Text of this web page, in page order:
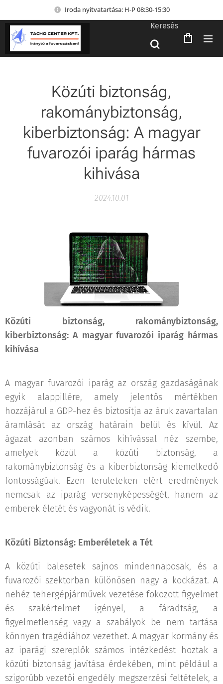
Iroda nyitvatartása: H-P 08:30-15:30
Keresés
Közúti biztonság,
rakománybiztonság,
kiberbiztonság: A magyar
fuvarozói iparág hármas
kihivása
2024.10.01
Közúti biztonság, rakománybiztonság,
kiberbiztonság: A magyar fuvarozói iparág hármas
kihívása
A magyar fuvarozói iparág az ország gazdaságának
egyik alappillére, amely jelentős mértékben
hozzájárul a GDP-hez és biztosítja az áruk zavartalan
áramlását az ország határain belül és kívül. Az
ágazat azonban számos kihívással néz szembe,
amelyek közül a közúti biztonság, a
rakománybiztonság és a kiberbiztonság kiemelkedő
fontosságúak. Ezen területeken elért eredmények
nemcsak az iparág versenyképességét, hanem az
emberek életét és vagyonát is védik.
Közúti Biztonság: Emberéletek a Tét
A közúti balesetek sajnos mindennaposak, és a
fuvarozói szektorban különösen nagy a kockázat. A
nehéz tehergépjárművek vezetése fokozott figyelmet
és szakértelmet igényel, a fáradtság, a
figyelmetlenség vagy a szabályok be nem tartása
könnyen tragédiához vezethet. A magyar kormány és
az iparági szereplők számos intézkedést hoztak a
közúti biztonság javítása érdekében, mint például a
szigorúbb vezetői engedély megszerzési feltételek, a